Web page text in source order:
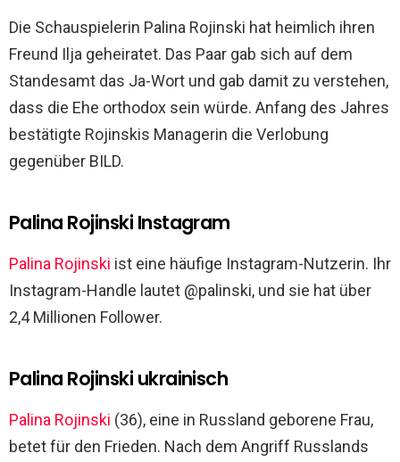
Die Schauspielerin Palina Rojinski hat heimlich ihren
Freund Ilja geheiratet. Das Paar gab sich auf dem
Standesamt das Ja-Wort und gab damit zu verstehen,
dass die Ehe orthodox sein würde. Anfang des Jahres
bestätigte Rojinskis Managerin die Verlobung
gegenüber BILD.
Palina Rojinski Instagram
Palina Rojinski ist eine häufige Instagram-Nutzerin. Ihr
Instagram-Handle lautet @palinski, und sie hat über
2,4 Millionen Follower.
Palina Rojinski ukrainisch
Palina Rojinski (36), eine in Russland geborene Frau,
betet für den Frieden. Nach dem Angriff Russlands